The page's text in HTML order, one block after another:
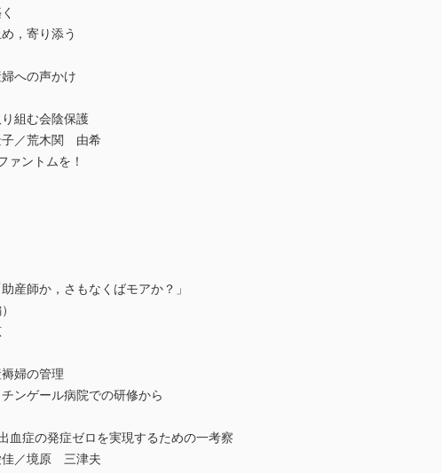
，寄り添う
への声かけ
組む会陰保護
／荒木関 由希
ァントムを！
産師か，さもなくばモアか？」
婦の管理
ンゲール病院での研修から
血症の発症ゼロを実現するための一考察
／境原 三津夫